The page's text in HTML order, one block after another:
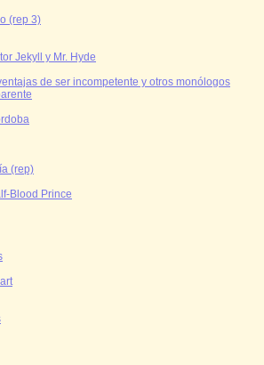
(rep 3)
Jekyll y Mr. Hyde
de ser incompetente y otros monólogos
(rep)
Blood Prince